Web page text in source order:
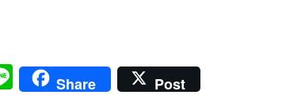
LineShare Post